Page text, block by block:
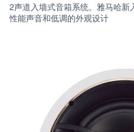
2声道入墙式音箱系统。雅马哈
性能声音和低调的外观设计